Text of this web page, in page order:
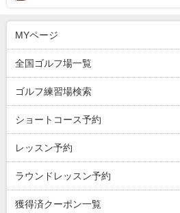
MYページ
全国ゴルフ場一覧
ゴルフ練習場検索
ショートコース予約
レッスン予約
ラウンドレッスン予約
獲得済クーポン一覧